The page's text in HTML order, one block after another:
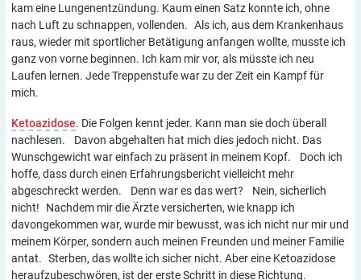
kam eine Lungenentzündung. Kaum einen Satz konnte ich, ohne
nach Luft zu schnappen, vollenden. Als ich, aus dem Krankenhaus
raus, wieder mit sportlicher Betätigung anfangen wollte, musste ich
ganz von vorne beginnen. Ich kam mir vor, als müsste ich neu
Laufen lernen. Jede Treppenstufe war zu der Zeit ein Kampf für
mich.
Ketoazidose. Die Folgen kennt jeder. Kann man sie doch überall
nachlesen. Davon abgehalten hat mich dies jedoch nicht. Das
Wunschgewicht war einfach zu präsent in meinem Kopf. Doch ich
hoffe, dass durch einen Erfahrungsbericht vielleicht mehr
abgeschreckt werden. Denn war es das wert? Nein, sicherlich
nicht! Nachdem mir die Ärzte versicherten, wie knapp ich
davongekommen war, wurde mir bewusst, was ich nicht nur mir und
meinem Körper, sondern auch meinen Freunden und meiner Familie
antat. Sterben, das wollte ich sicher nicht. Aber eine Ketoazidose
heraufzubeschwören, ist der erste Schritt in diese Richtung.